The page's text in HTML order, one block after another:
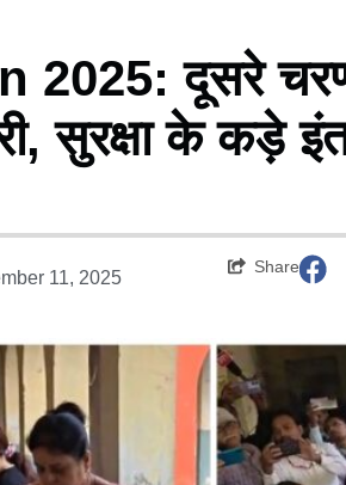
2025: दूसरे
सुरक्षा के कड़े
11, 2025
Share